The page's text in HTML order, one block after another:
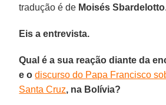
tradução é de Moisés Sbardelotto.
Eis a entrevista.
Qual é a sua reação diante da
e odiscurso do Papa Francisco
Santa Cruz, na Bolívia?